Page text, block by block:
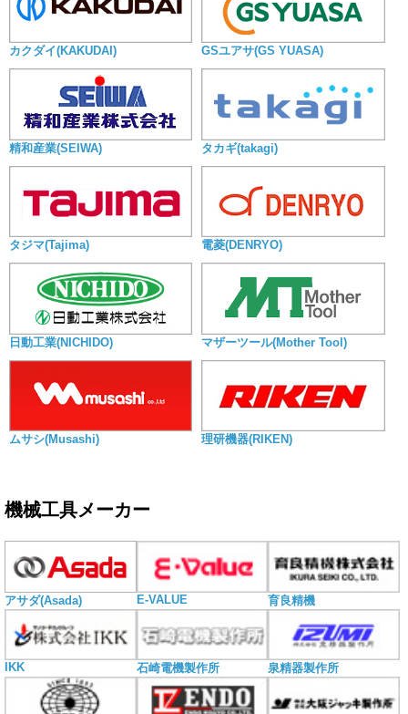
カクダイ(KAKUDAI) GSユアサ(GS YUASA)
精和産業(SEIWA) タカギ(takagi)
タジマ(Tajima) 電菱(DENRYO)
日動工業(NICHIDO) マザーツール(Mother Tool)
ムサシ(Musashi) 理研機器(RIKEN)
機械工具メーカー
アサダ(Asada) E-VALUE 育良精機
IKK 石崎電機製作所 泉精器製作所